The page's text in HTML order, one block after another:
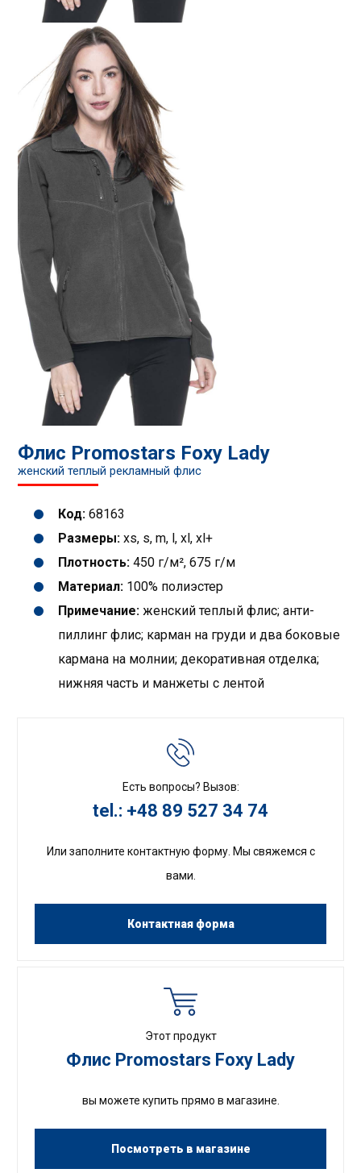
Флис Promostars Foxy Lady
женский теплый рекламный флис
Код: 68163
Размеры: xs, s, m, l, xl, xl+
Плотность: 450 г/м², 675 г/м
Материал: 100% полиэстер
Примечание: женский теплый флис; анти-
пиллинг флис; карман на груди и два боковые
кармана на молнии; декоративная отделка;
нижняя часть и манжеты с лентой
Есть вопросы? Вызов:
tel.: +48 89 527 34 74
Или заполните контактную форму. Мы свяжемся с
вами.
Контактная форма
Этот продукт
Флис Promostars Foxy Lady
вы можете купить прямо в магазине.
Посмотреть в магазине